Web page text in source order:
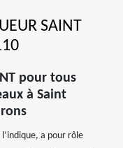
SAINT
pour tous
à Saint
a pour rôle